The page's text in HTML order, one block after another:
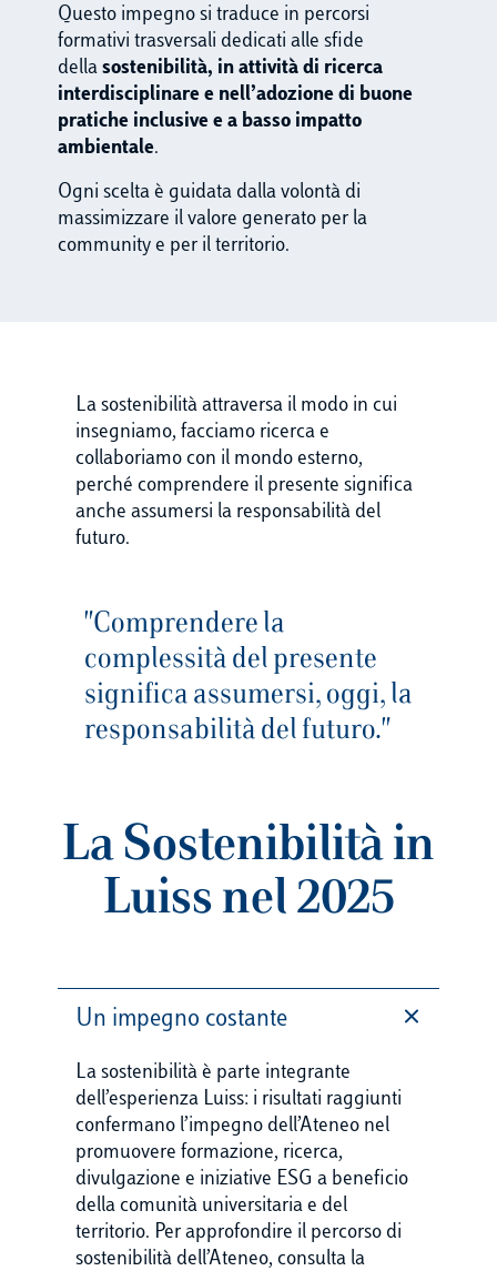
Questo impegno si traduce in percorsi
formativi trasversali dedicati alle sfide
della sostenibilità, in attività di ricerca
interdisciplinare e nell’adozione di buone
pratiche inclusive e a basso impatto
ambientale.
Ogni scelta è guidata dalla volontà di
massimizzare il valore generato per la
community e per il territorio.
"Comprendere la
complessità del presente
significa assumersi, oggi, la
responsabilità del futuro."
La sostenibilità attraversa il modo in cui
insegniamo, facciamo ricerca e
collaboriamo con il mondo esterno,
perché comprendere il presente significa
anche assumersi la responsabilità del
futuro.
La Sostenibilità in
Luiss nel 2025
Un impegno costante
La sostenibilità è parte integrante
dell’esperienza Luiss: i risultati raggiunti
confermano l’impegno dell’Ateneo nel
promuovere formazione, ricerca,
divulgazione e iniziative ESG a beneficio
della comunità universitaria e del
territorio. Per approfondire il percorso di
sostenibilità dell’Ateneo, consulta la